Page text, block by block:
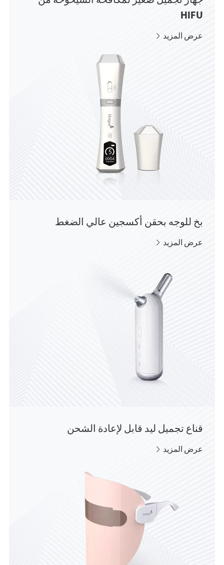
HIFU
عرض المزيد 
بخ للوجه بحقن أكسجين عالي الضغط
عرض المزيد 
قناع تجميل ليد قابل لإعادة الشحن
عرض المزيد 